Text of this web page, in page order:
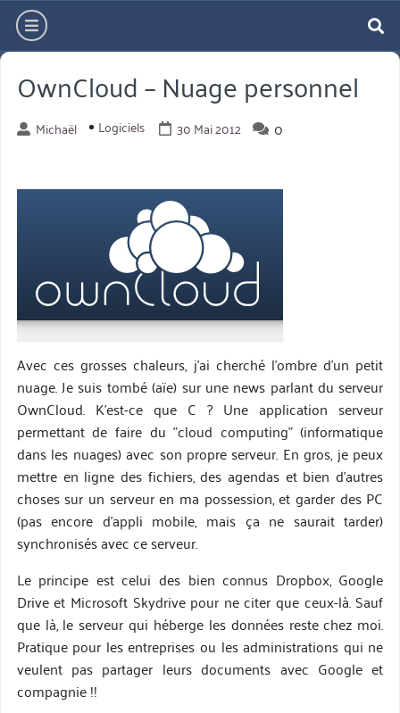
Aller
directement
au
contenu
hamburger
OwnCloud – Nuage personnel
Michaël Logiciels 30 Mai 2012 0
Avec ces grosses chaleurs, j'ai cherché l'ombre d'un petit
nuage. Je suis tombé (aïe) sur une news parlant du serveur
OwnCloud. K'est-ce que C ? Une application serveur
permettant de faire du "cloud computing" (informatique
dans les nuages) avec son propre serveur. En gros, je peux
mettre en ligne des fichiers, des agendas et bien d'autres
choses sur un serveur en ma possession, et garder des PC
(pas encore d'appli mobile, mais ça ne saurait tarder)
synchronisés avec ce serveur.
Le principe est celui des bien connus Dropbox, Google
Drive et Microsoft Skydrive pour ne citer que ceux-là. Sauf
que là, le serveur qui héberge les données reste chez moi.
Pratique pour les entreprises ou les administrations qui ne
veulent pas partager leurs documents avec Google et
compagnie !!